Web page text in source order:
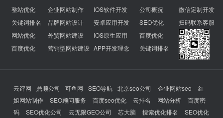
整站优化
关键词排名
网站优化
百度优化
企业网站制作
品牌网站设计
外贸网站建设
营销型网站建设
IOS软件开发
安卓应用开发
IOS原生应用
APP开发理念
公司概况
SEO优化
百度优化
关键词排名
微信定制开发
扫码联系客服
云评网 鼎顺公司 可鱼网 SEO导航 北京seo公司 企业网站seo
红
姐网站制作
SEO顾问服务 百度seo优化 云排名 网站分析
百度密
码
SEO优化公司 云无限GEO公司 芯大脑 搜索优化排名 SEO优化